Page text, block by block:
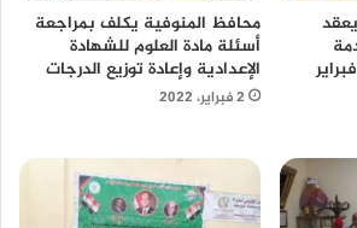
محافظ المنوفية يكلف بمراجعة
أسئلة مادة العلوم للشهادة
الإعدادية وإعادة توزيع الدرجات
2 فبراير، 2022